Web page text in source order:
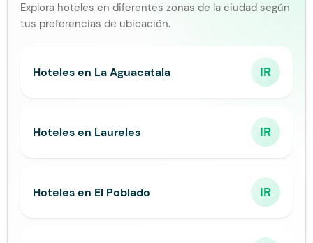
Explora hoteles en diferentes zonas de la ciudad según
tus preferencias de ubicación.
Hoteles en La Aguacatala IR
Hoteles en Laureles IR
Hoteles en El Poblado IR